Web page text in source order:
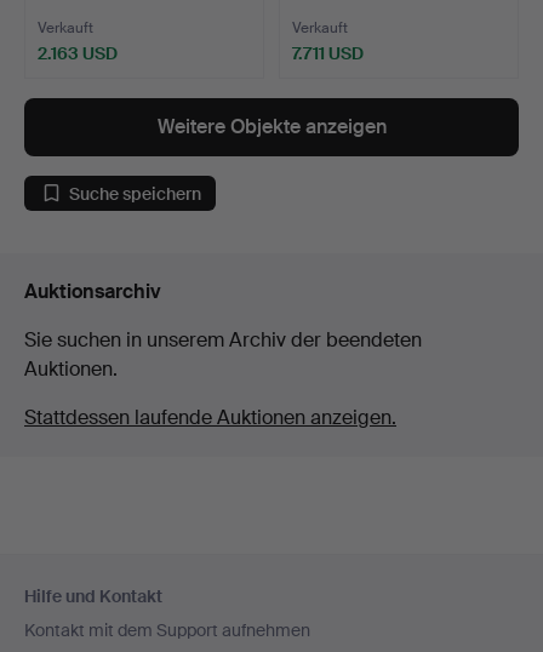
Verkauft
2.163 USD
Verkauft
7.711 USD
Weitere Objekte anzeigen
Suche speichern
Auktionsarchiv
Sie suchen in unserem Archiv der beendeten
Auktionen.
Stattdessen laufende Auktionen anzeigen.
Navigation
Hilfe und Kontakt
Kontakt mit dem Support aufnehmen